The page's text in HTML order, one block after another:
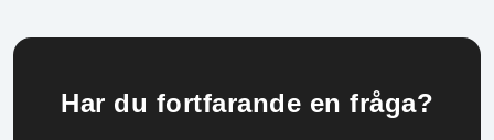
Har du fortfarande en fråga?